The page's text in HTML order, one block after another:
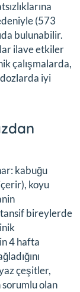
(573
bulunabilir.
ilave etkiler
çalışmalarda,
iyi
kabuğu
koyu
bireylerde
4 hafta
çeşitler,
sorumlu olan